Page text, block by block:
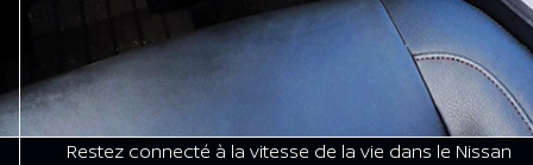
Restez connecté à la vitesse de la vie dans le Nissan